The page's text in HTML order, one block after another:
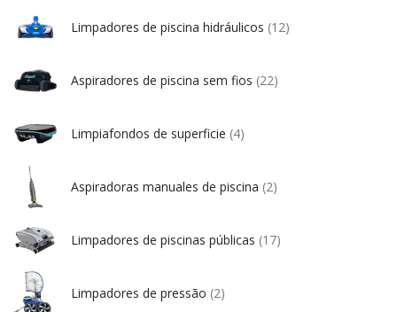
Limpadores de piscina hidráulicos (12)
Aspiradores de piscina sem fios (22)
Limpiafondos de superficie (4)
Aspiradoras manuales de piscina (2)
Limpadores de piscinas públicas (17)
Limpadores de pressão (2)